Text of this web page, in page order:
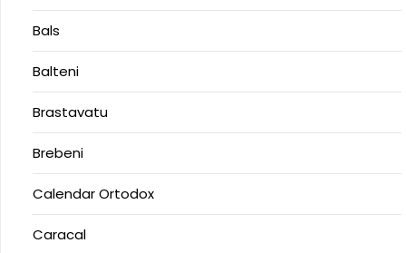
Bals
Balteni
Brastavatu
Brebeni
Calendar Ortodox
Caracal